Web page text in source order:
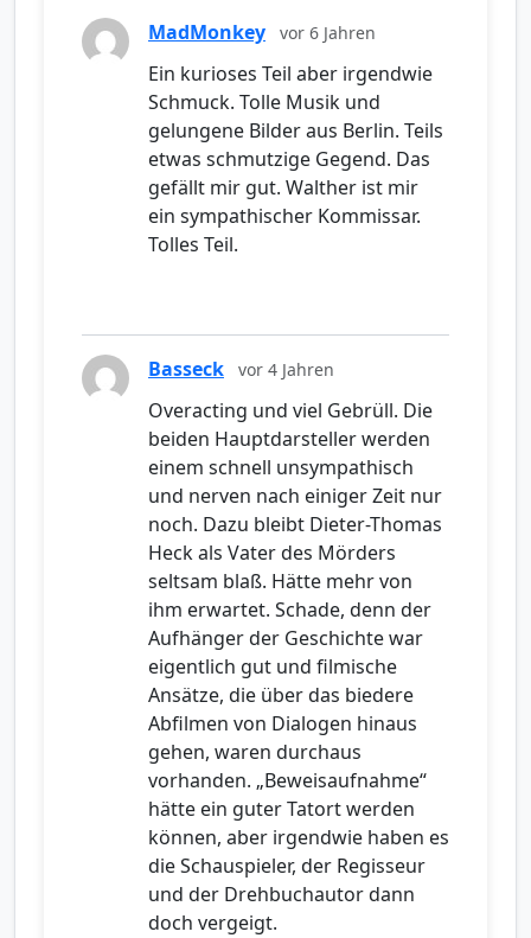
MadMonkey vor 6 Jahren
Ein kurioses Teil aber irgendwie
Schmuck. Tolle Musik und
gelungene Bilder aus Berlin. Teils
etwas schmutzige Gegend. Das
gefällt mir gut. Walther ist mir
ein sympathischer Kommissar.
Tolles Teil.
Basseck vor 4 Jahren
Overacting und viel Gebrüll. Die
beiden Hauptdarsteller werden
einem schnell unsympathisch
und nerven nach einiger Zeit nur
noch. Dazu bleibt Dieter-Thomas
Heck als Vater des Mörders
seltsam blaß. Hätte mehr von
ihm erwartet. Schade, denn der
Aufhänger der Geschichte war
eigentlich gut und filmische
Ansätze, die über das biedere
Abfilmen von Dialogen hinaus
gehen, waren durchaus
vorhanden. „Beweisaufnahme“
hätte ein guter Tatort werden
können, aber irgendwie haben es
die Schauspieler, der Regisseur
und der Drehbuchautor dann
doch vergeigt.